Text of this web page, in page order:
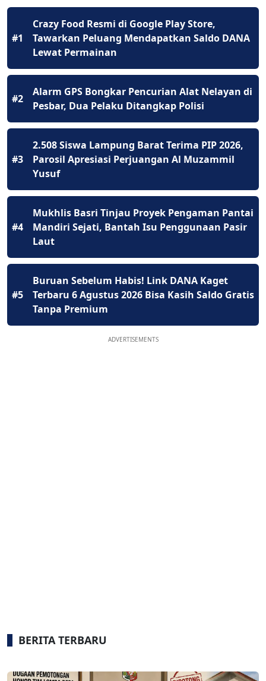
#1
Crazy Food Resmi di Google Play Store,
Tawarkan Peluang Mendapatkan Saldo DANA
Lewat Permainan
#2
Alarm GPS Bongkar Pencurian Alat Nelayan di
Pesbar, Dua Pelaku Ditangkap Polisi
#3
2.508 Siswa Lampung Barat Terima PIP 2026,
Parosil Apresiasi Perjuangan Al Muzammil
Yusuf
#4
Mukhlis Basri Tinjau Proyek Pengaman Pantai
Mandiri Sejati, Bantah Isu Penggunaan Pasir
Laut
#5
Buruan Sebelum Habis! Link DANA Kaget
Terbaru 6 Agustus 2026 Bisa Kasih Saldo Gratis
Tanpa Premium
ADVERTISEMENTS
BERITA TERBARU